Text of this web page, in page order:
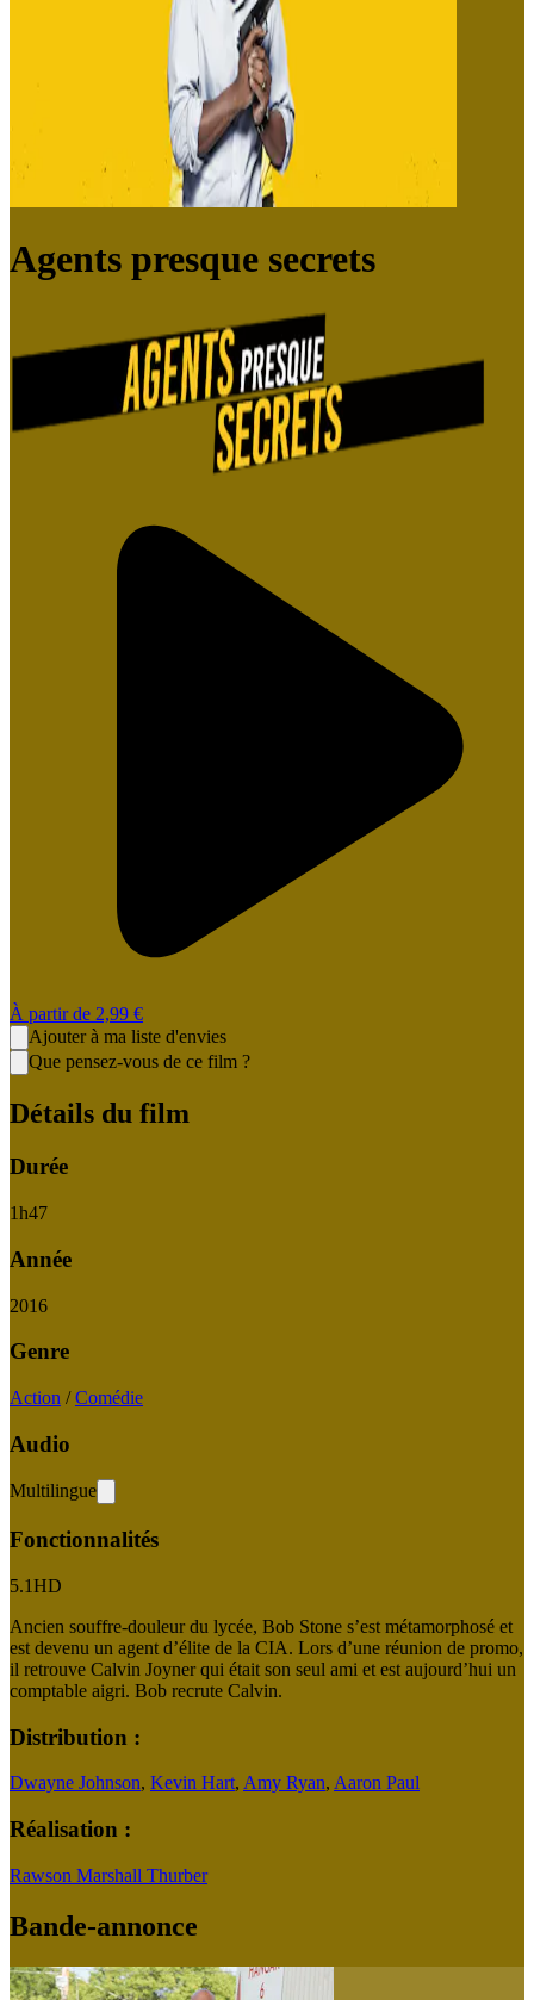
Agents presque secrets
À partir de 2,99 €
Ajouter à ma liste d'envies
Que pensez-vous de ce film ?
Détails du film
Durée
1h47
Année
2016
Genre
Action /Comédie
Audio
Multilingue
Fonctionnalités
5.1HD
Ancien souffre-douleur du lycée, Bob Stone s’est métamorphosé et
est devenu un agent d’élite de la CIA. Lors d’une réunion de promo,
il retrouve Calvin Joyner qui était son seul ami et est aujourd’hui un
comptable aigri. Bob recrute Calvin.
Distribution :
Dwayne Johnson, Kevin Hart, Amy Ryan, Aaron Paul
Réalisation :
Rawson Marshall Thurber
Bande-annonce